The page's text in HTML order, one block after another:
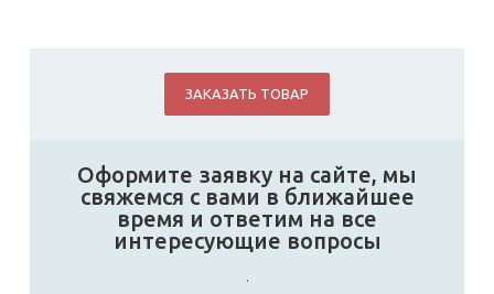
ЗАКАЗАТЬ ТОВАР
Оформите заявку на сайте, мы
свяжемся с вами в ближайшее
время и ответим на все
интересующие вопросы
.